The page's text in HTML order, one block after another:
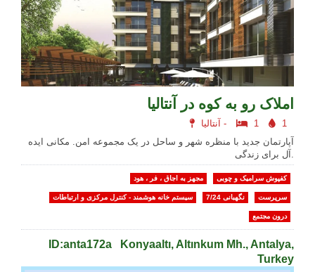
املاک رو به کوه در آنتالیا
آنتالیا - 1
1
آپارتمان جدید با منظره شهر و ساحل در یک مجموعه امن. مکانی ایده
آل برای زندگی.
مجهز به اجاق ، فر ، هود کفپوش سرامیک و چوبی
سیستم خانه هوشمند - کنترل مرکزی و ارتباطات نگهبانی 7/24 سرپرست
درون مجتمع
ID:anta172a
Konyaaltı, Altınkum Mh., Antalya,
Turkey